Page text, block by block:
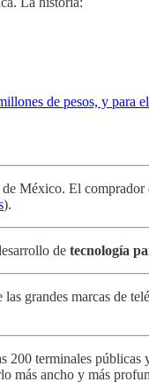
de pesos, y para
México. El comprador
).
de tecnología
grandes marcas de
200 terminales públicas
más ancho y más